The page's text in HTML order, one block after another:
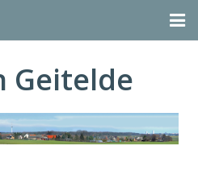
Geitelde